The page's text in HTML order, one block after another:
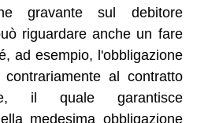
gravante sul debitore
riguardare anche un fare
ad esempio, l'obbligazione
contrariamente al contratto
il quale garantisce
medesima obbligazione